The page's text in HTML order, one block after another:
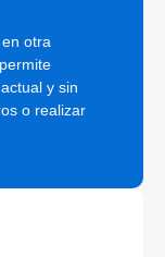
otra
y sin
o realizar